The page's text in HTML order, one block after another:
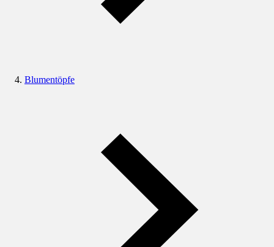
Blumentöpfe